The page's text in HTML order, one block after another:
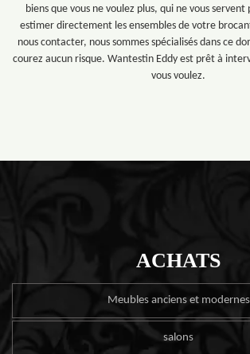
biens que vous ne voulez plus, qui ne vous servent
estimer directement les ensembles de votre
nous contacter, nous sommes spécialisés dans ce
courez aucun risque. Wantestin Eddy est prêt à
vous voulez.
ACHATS
Meubles anciens et modernes
salons